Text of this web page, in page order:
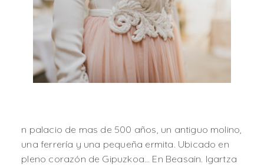
n palacio de mas de 500 años, un antiguo molino,
una ferrería y una pequeña ermita. Ubicado en
pleno corazón de Gipuzkoa… En Beasain. Igartza